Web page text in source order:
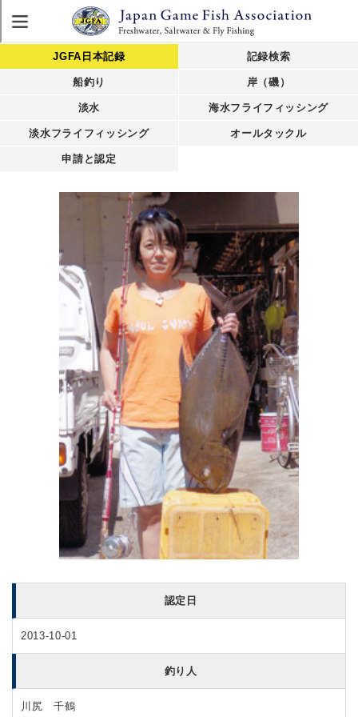
JGFA日本記録 記録検索
船釣り 岸（磯）
淡水 海水フライフィッシング
淡水フライフィッシング オールタックル
申請と認定
認定日
2013-10-01
釣り人
川尻 千鶴